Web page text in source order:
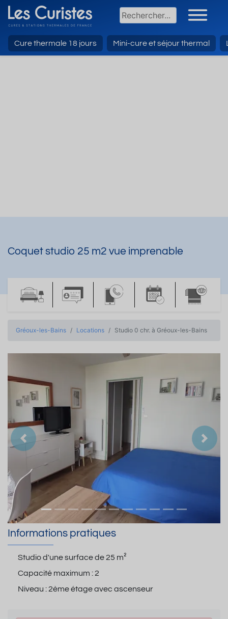
Cure thermale 18 jours Mini-cure et séjour thermal
Coquet studio 25 m2 vue imprenable
Gréoux-les-Bains Locations Studio 0 chr. à Gréoux-les-Bains
Précedent
Informations pratiques
Studio d'une surface de25 m²
Capacité maximum :2
Niveau :2ème étage avec ascenseur